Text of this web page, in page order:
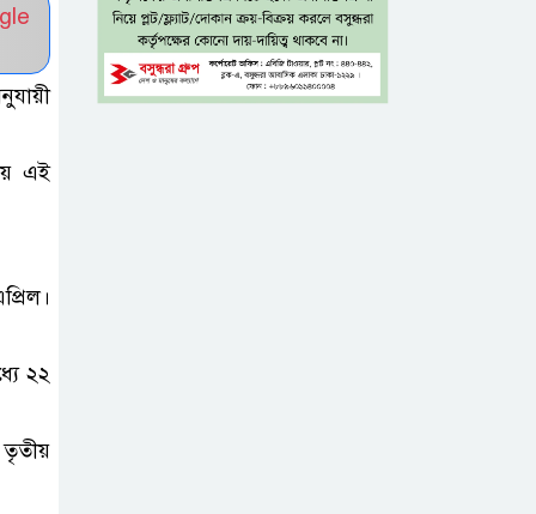
এই
২২
তৃতীয়
৫ শতাংশ মজুরি
বৃদ্ধি প্রত্যাখ্যান,
নতুন মজুরি বোর্ড